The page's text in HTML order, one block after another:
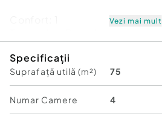
Vezi mai mult
Specificații
Suprafață utilă (m²) 75
Numar Camere 4